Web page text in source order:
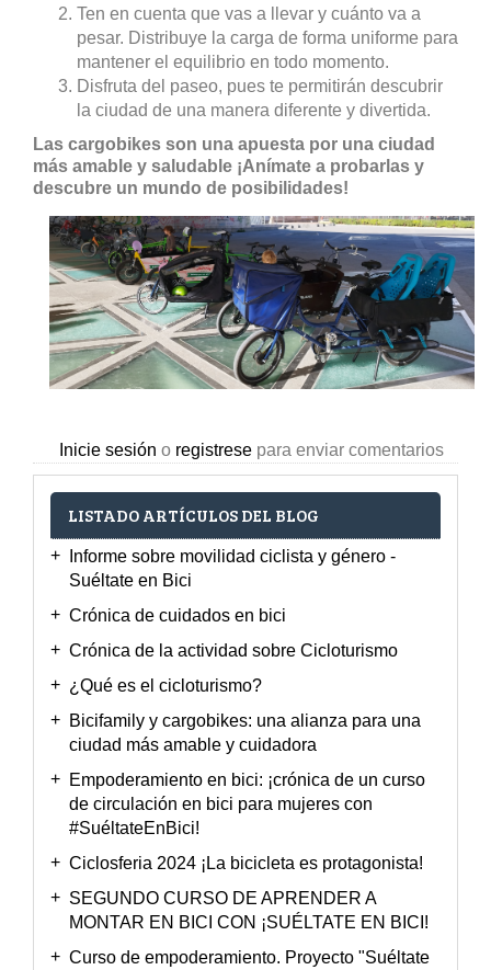
Ten en cuenta que vas a llevar y cuánto va a
pesar. Distribuye la carga de forma uniforme para
mantener el equilibrio en todo momento.
Disfruta del paseo, pues te permitirán descubrir
la ciudad de una manera diferente y divertida.
Las cargobikes son una apuesta por una ciudad
más amable y saludable ¡Anímate a probarlas y
descubre un mundo de posibilidades!
Inicie sesión o registrese para enviar comentarios
LISTADO ARTÍCULOS DEL BLOG
Informe sobre movilidad ciclista y género -
Suéltate en Bici
Crónica de cuidados en bici
Crónica de la actividad sobre Cicloturismo
¿Qué es el cicloturismo?
Bicifamily y cargobikes: una alianza para una
ciudad más amable y cuidadora
Empoderamiento en bici: ¡crónica de un curso
de circulación en bici para mujeres con
#SuéltateEnBici!
Ciclosferia 2024 ¡La bicicleta es protagonista!
SEGUNDO CURSO DE APRENDER A
MONTAR EN BICI CON ¡SUÉLTATE EN BICI!
Curso de empoderamiento. Proyecto "Suéltate